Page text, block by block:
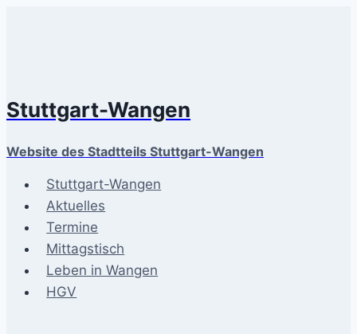
Stuttgart-Wangen
Website des Stadtteils Stuttgart-Wangen
Stuttgart-Wangen
Aktuelles
Termine
Mittagstisch
Leben in Wangen
HGV